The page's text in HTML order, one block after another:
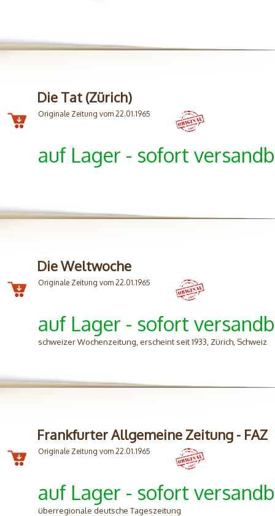
Die Tat (Zürich)
Originale Zeitung vom 22.01.1965
auf Lager - sofort
Die Weltwoche
Originale Zeitung vom 22.01.1965
auf Lager - sofort
schweizer Wochenzeitung, erscheint seit 1933, Zürich, Schweiz
Frankfurter Allgemeine Zeitung - FAZ
Originale Zeitung vom 22.01.1965
auf Lager - sofort
überregionale deutsche Tageszeitung